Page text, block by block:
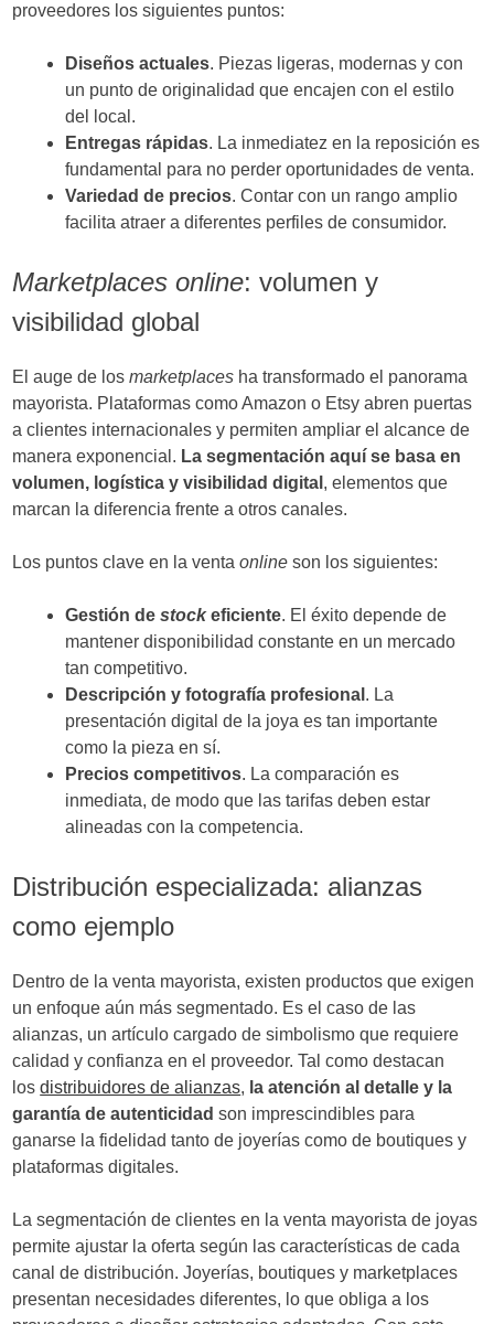
proveedores los siguientes puntos:
Diseños actuales. Piezas ligeras, modernas y con
un punto de originalidad que encajen con el estilo
del local.
Entregas rápidas. La inmediatez en la reposición es
fundamental para no perder oportunidades de venta.
Variedad de precios. Contar con un rango amplio
facilita atraer a diferentes perfiles de consumidor.
Marketplaces online: volumen y
visibilidad global
El auge de losmarketplaces ha transformado el panorama
mayorista. Plataformas como Amazon o Etsy abren puertas
a clientes internacionales y permiten ampliar el alcance de
manera exponencial. La segmentación aquí se basa en
volumen, logística y visibilidad digital , elementos que
marcan la diferencia frente a otros canales.
Los puntos clave en la ventaonline son los siguientes:
Gestión destockeficiente. El éxito depende de
mantener disponibilidad constante en un mercado
tan competitivo.
Descripción y fotografía profesional . La
presentación digital de la joya es tan importante
como la pieza en sí.
Precios competitivos. La comparación es
inmediata, de modo que las tarifas deben estar
alineadas con la competencia.
Distribución especializada: alianzas
como ejemplo
Dentro de la venta mayorista, existen productos que exigen
un enfoque aún más segmentado. Es el caso de las
alianzas, un artículo cargado de simbolismo que requiere
calidad y confianza en el proveedor. Tal como destacan
losdistribuidores de alianzas, la atención al detalle y la
garantía de autenticidad son imprescindibles para
ganarse la fidelidad tanto de joyerías como de boutiques y
plataformas digitales.
La segmentación de clientes en la venta mayorista de joyas
permite ajustar la oferta según las características de cada
canal de distribución. Joyerías, boutiques y marketplaces
presentan necesidades diferentes, lo que obliga a los